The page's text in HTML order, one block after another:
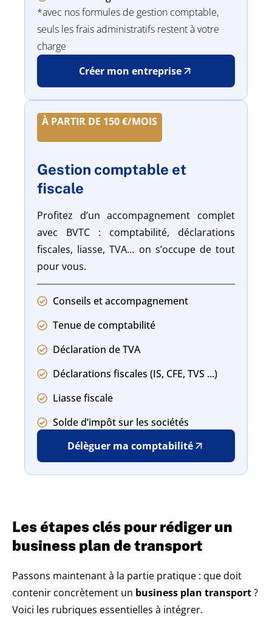
*avec nos formules de gestion comptable,
seuls les frais administratifs restent à votre
charge
Créer mon entreprise
À PARTIR DE 150 €/MOIS
Gestion comptable et
fiscale
Profitez d’un accompagnement complet
avec BVTC : comptabilité, déclarations
fiscales, liasse, TVA… on s’occupe de tout
pour vous.
Conseils et accompagnement
Tenue de comptabilité
Déclaration de TVA
Déclarations fiscales (IS, CFE, TVS ...)
Liasse fiscale
Solde d’impôt sur les sociétés
Délèguer ma comptabilité
Les étapes clés pour rédiger un
business plan de transport
Passons maintenant à la partie pratique : que doit
contenir concrètement un business plan transport?
Voici les rubriques essentielles à intégrer.